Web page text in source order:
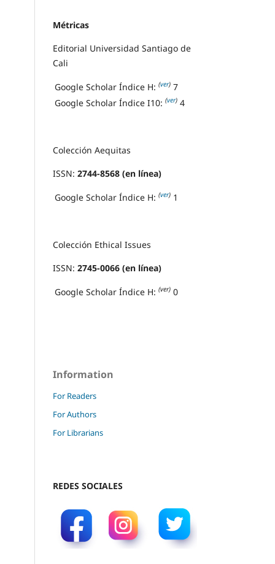
Métricas
Editorial Universidad Santiago de
Cali
Google Scholar Índice H: (ver) 7
Google Scholar Índice I10: (ver) 4
Colección Aequitas
ISSN: 2744-8568 (en línea)
Google Scholar Índice H: (ver) 1
Colección Ethical Issues
ISSN: 2745-0066 (en línea)
Google Scholar Índice H: (ver) 0
Information
For Readers
For Authors
For Librarians
REDES SOCIALES